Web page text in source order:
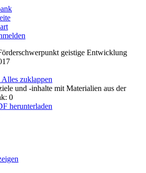
geistige Entwicklung
Alles zuklappen
und -inhalte mit Materialien aus der
0
herunterladen